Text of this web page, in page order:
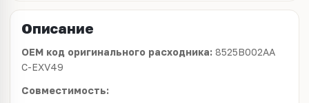
Описание
OEM код оригинального расходника: 8525B002AA
C-EXV49
Совместимость: